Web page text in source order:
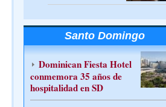
Santo Domingo
Dominican Fiesta Hotel
conmemora 35 años de
hospitalidad en SD